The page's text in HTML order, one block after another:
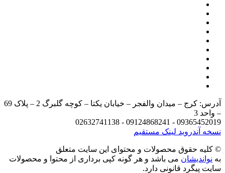
آدرس: کرج – میدان والفجر – خیابان یکتا – کوچه گلبرگ 2 – پلاک 69
– واحد 3
09365452019 - 09124868241 - 02632741138
نسخه آندروید لینک مستقیم
© کليه حقوق محصولات و محتوای اين سایت متعلق
به نواندیشان می باشد و هر گونه کپی برداری از محتوا و محصولات
سایت پیگرد قانونی دارد.